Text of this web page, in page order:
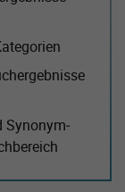
Synonym­